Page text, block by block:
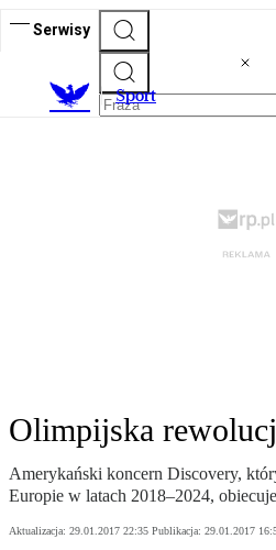
Serwisy
Sport
Olimpijska
Amerykański koncern Discovery,
Europie w latach 2018–2024,
Aktualizacja: 29.01.2017 22:35 Publikacja: 29.01.2017